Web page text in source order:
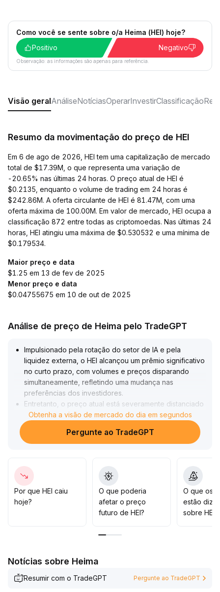
Como você se sente sobre o/a Heima (HEI) hoje?
Positivo
Negativo
Observação: as informações são apenas para referência.
Visão geralAnáliseNotíciasOperarInvestirClassificação
Resumo da movimentação do preço de HEI
Em 6 de ago de 2026, HEI tem uma capitalização de mercado
total de $17.39M, o que representa uma variação de
-20.65% nas últimas 24 horas. O preço atual de HEI é
$0.2135, enquanto o volume de trading em 24 horas é
$242.86M. A oferta circulante de HEI é 81.47M, com uma
oferta máxima de 100.00M. Em valor de mercado, HEI ocupa a
classificação 872 entre todas as criptomoedas. Nas últimas 24
horas, HEI atingiu uma máxima de $0.530532 e uma mínima de
$0.179534.
Maior preço e data
$1.25 em 13 de fev de 2025
Menor preço e data
$0.04755675 em 10 de out de 2025
Análise de preço de Heima pelo TradeGPT
Impulsionado pela rotação do setor de IA e pela
liquidez externa, o HEI alcançou um prêmio significativo
no curto prazo, com volumes e preços disparando
simultaneamente, refletindo uma mudança nas
preferências dos investidores.
Entretanto, o preço atual está severamente distanciado
das médias de médio e longo prazo, com o RSI
indicando sobrecompra contínua, aumento na exaustão
do momentum e pressão técnica para correção
exposição em altas de curto prazo e controlar
rigorosamente o risco'
Recomenda-se realizar lucro parcial acima de US$0,35
e definir US$0,26 como stop dinâmico
No futuro, observar mudanças marginais em políticas
prevenir riscos de correção.
Obtenha a visão de mercado do dia em segundos
Pergunte ao TradeGPT
Por que HEI caiu
hoje?
O que poderia
afetar o preço
futuro de HEI?
O que os
estão
sobre HEI?
Notícias sobre Heima
Resumir com o TradeGPT Pergunte ao TradeGPT